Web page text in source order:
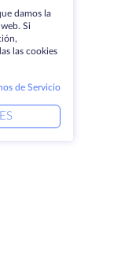
damos la
Si
las cookies
de Servicio